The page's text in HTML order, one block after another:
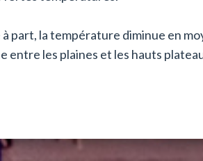
part, la température diminue en
entre les plaines et les hauts